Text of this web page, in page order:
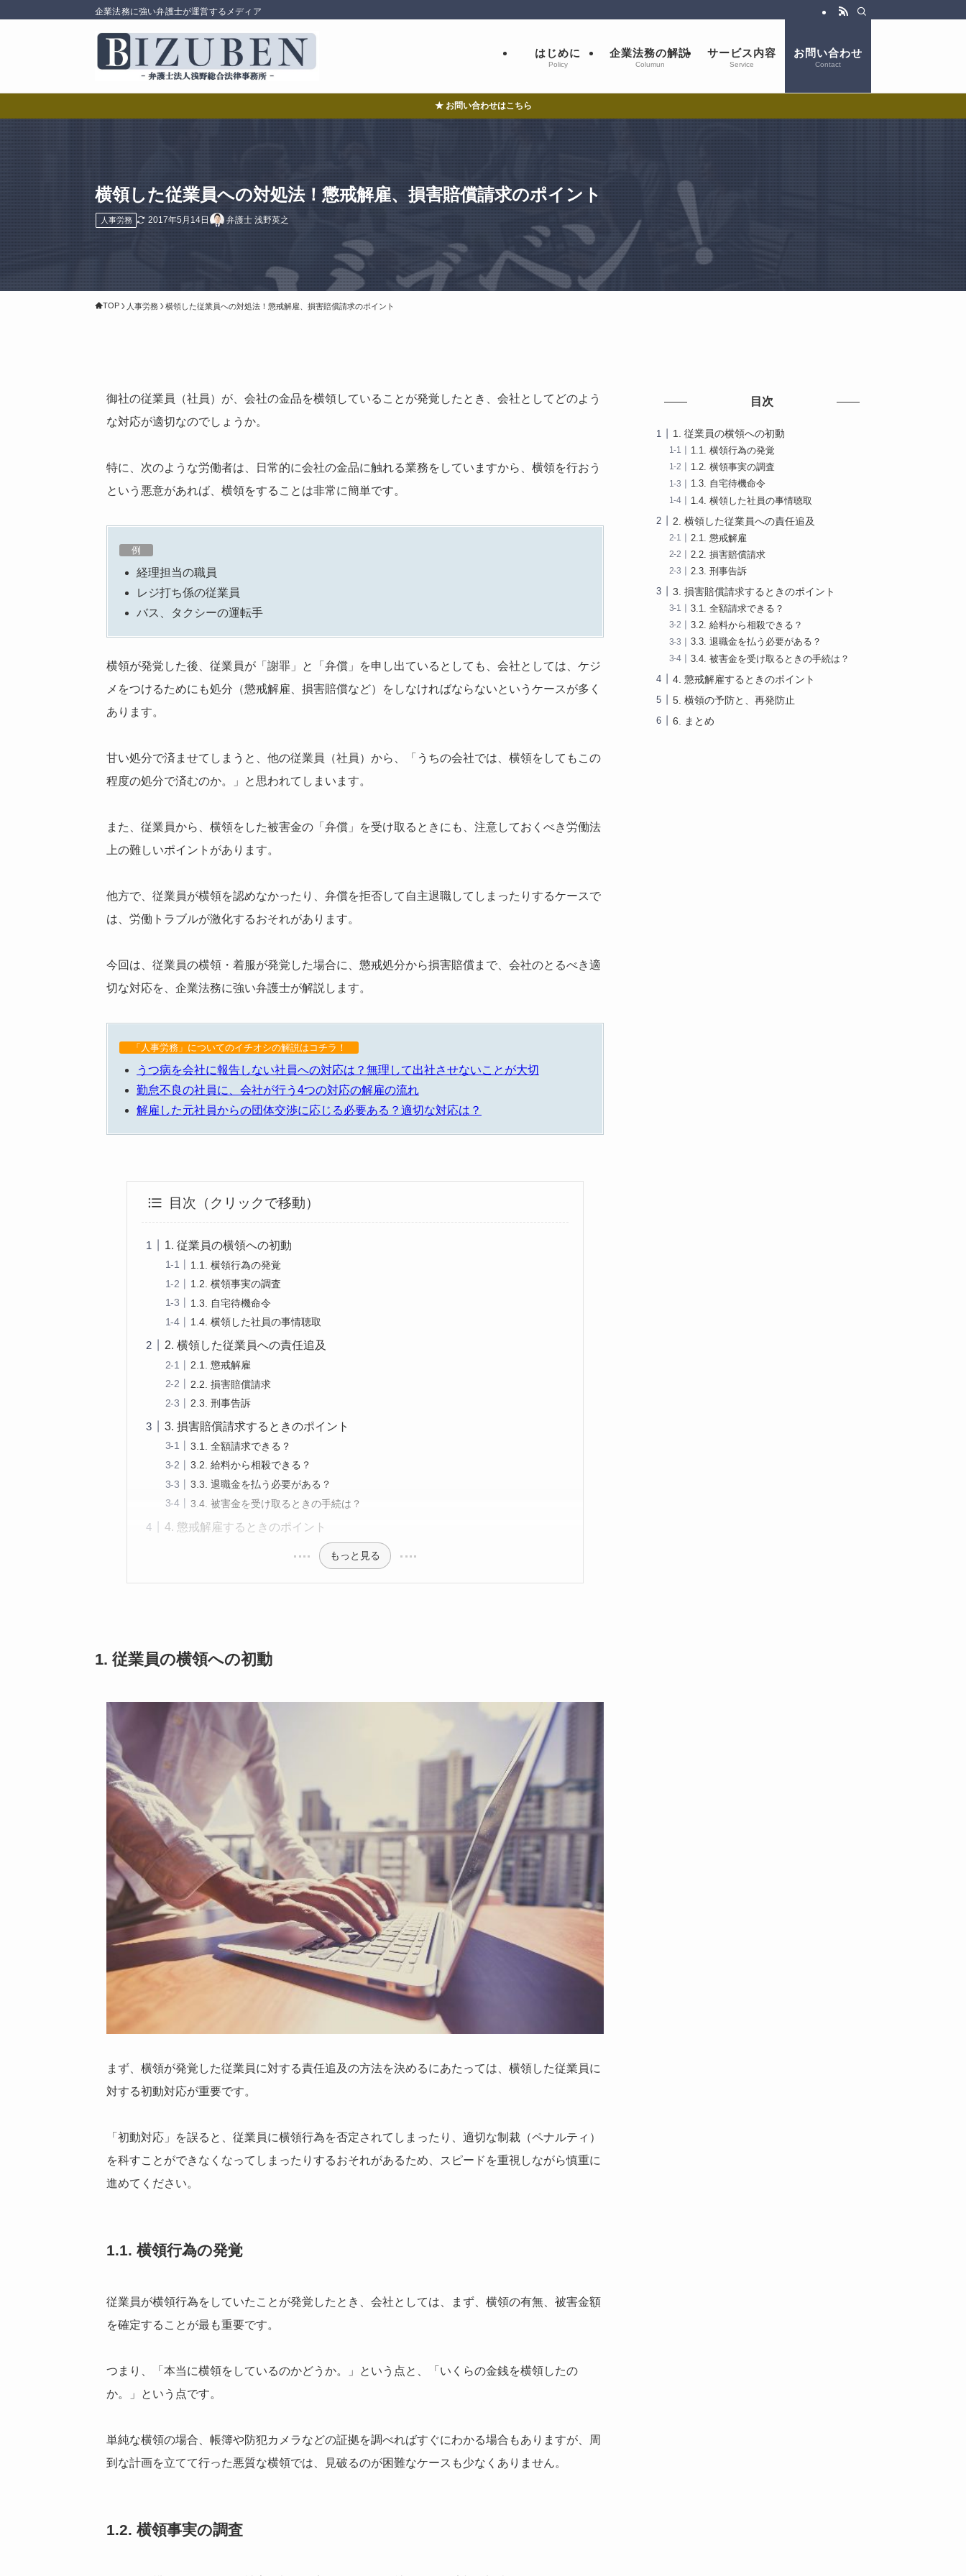
企業法務に強い弁護士が運営するメディア
はじめに
Policy
企業法務の解説
Columun
サービス内容
Service
お問い合わせ
Contact
★ お問い合わせはこちら
横領した従業員への対処法！懲戒解雇、損害賠償請求のポイント
人事労務 2017年5月14日 弁護士 浅野英之
TOP 人事労務 横領した従業員への対処法！懲戒解雇、損害賠償請求のポイント
御社の従業員（社員）が、会社の金品を横領していることが発覚したとき、会社としてどのよう
な対応が適切なのでしょうか。
特に、次のような労働者は、日常的に会社の金品に触れる業務をしていますから、横領を行おう
という悪意があれば、横領をすることは非常に簡単です。
例
経理担当の職員
レジ打ち係の従業員
バス、タクシーの運転手
横領が発覚した後、従業員が「謝罪」と「弁償」を申し出ているとしても、会社としては、ケジ
メをつけるためにも処分（懲戒解雇、損害賠償など）をしなければならないというケースが多く
あります。
甘い処分で済ませてしまうと、他の従業員（社員）から、「うちの会社では、横領をしてもこの
程度の処分で済むのか。」と思われてしまいます。
また、従業員から、横領をした被害金の「弁償」を受け取るときにも、注意しておくべき労働法
上の難しいポイントがあります。
他方で、従業員が横領を認めなかったり、弁償を拒否して自主退職してしまったりするケースで
は、労働トラブルが激化するおそれがあります。
今回は、従業員の横領・着服が発覚した場合に、懲戒処分から損害賠償まで、会社のとるべき適
切な対応を、企業法務に強い弁護士が解説します。
「人事労務」についてのイチオシの解説はコチラ！
うつ病を会社に報告しない社員への対応は？無理して出社させないことが大切
勤怠不良の社員に、会社が行う4つの対応の解雇の流れ
解雇した元社員からの団体交渉に応じる必要ある？適切な対応は？
目次（クリックで移動）
1. 従業員の横領への初動
1.1. 横領行為の発覚
1.2. 横領事実の調査
1.3. 自宅待機命令
1.4. 横領した社員の事情聴取
2. 横領した従業員への責任追及
2.1. 懲戒解雇
2.2. 損害賠償請求
2.3. 刑事告訴
3. 損害賠償請求するときのポイント
3.1. 全額請求できる？
3.2. 給料から相殺できる？
3.3. 退職金を払う必要がある？
3.4. 被害金を受け取るときの手続は？
4. 懲戒解雇するときのポイント
もっと見る
1. 従業員の横領への初動
まず、横領が発覚した従業員に対する責任追及の方法を決めるにあたっては、横領した従業員に
対する初動対応が重要です。
「初動対応」を誤ると、従業員に横領行為を否定されてしまったり、適切な制裁（ペナルティ）
を科すことができなくなってしまったりするおそれがあるため、スピードを重視しながら慎重に
進めてください。
1.1. 横領行為の発覚
従業員が横領行為をしていたことが発覚したとき、会社としては、まず、横領の有無、被害金額
を確定することが最も重要です。
つまり、「本当に横領をしているのかどうか。」という点と、「いくらの金銭を横領したの
か。」という点です。
単純な横領の場合、帳簿や防犯カメラなどの証拠を調べればすぐにわかる場合もありますが、周
到な計画を立てて行った悪質な横領では、見破るのが困難なケースも少なくありません。
1.2. 横領事実の調査
目次
1. 従業員の横領への初動
1.1. 横領行為の発覚
1.2. 横領事実の調査
1.3. 自宅待機命令
1.4. 横領した社員の事情聴取
2. 横領した従業員への責任追及
2.1. 懲戒解雇
2.2. 損害賠償請求
2.3. 刑事告訴
3. 損害賠償請求するときのポイント
3.1. 全額請求できる？
3.2. 給料から相殺できる？
3.3. 退職金を払う必要がある？
3.4. 被害金を受け取るときの手続は？
4. 懲戒解雇するときのポイント
5. 横領の予防と、再発防止
6. まとめ